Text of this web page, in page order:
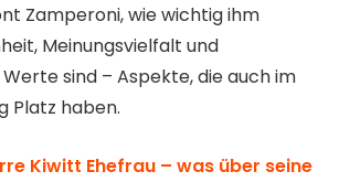
Zamperoni, wie wichtig ihm
Meinungsvielfalt und
sind – Aspekte, die auch im
Platz haben.
Kiwitt Ehefrau – was über seine